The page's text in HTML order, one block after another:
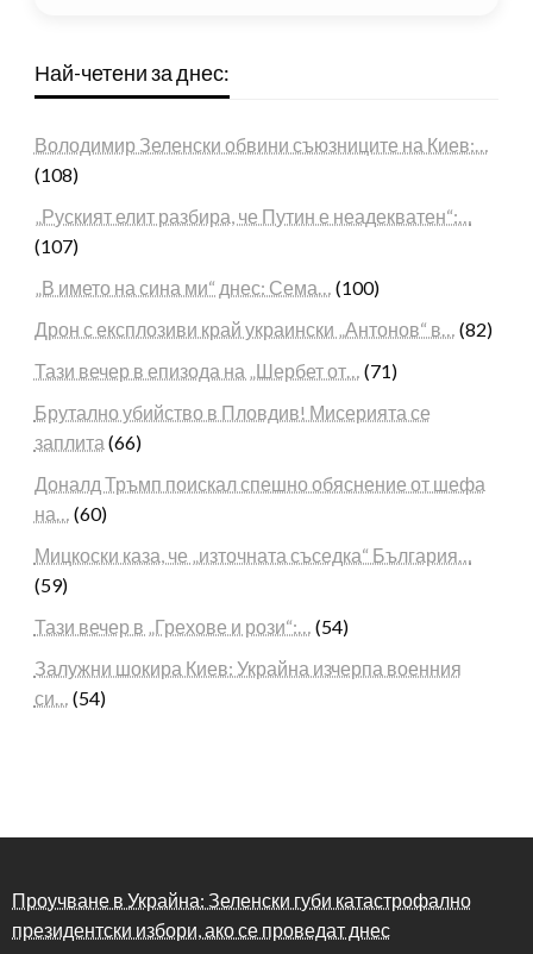
Най-четени за днес:
Володимир Зеленски обвини съюзниците на Киев:…
(108)
„Руският елит разбира, че Путин е неадекватен“:…
(107)
„В името на сина ми“ днес: Сема… (100)
Дрон с експлозиви край украински „Антонов“ в… (82)
Тази вечер в епизода на „Шербет от… (71)
Брутално убийство в Пловдив! Мисерията се
заплита (66)
Доналд Тръмп поискал спешно обяснение от шефа
на… (60)
Мицкоски каза, че „източната съседка“ България…
(59)
Тази вечер в „Грехове и рози“:… (54)
Залужни шокира Киев: Украйна изчерпа военния
си… (54)
Проучване в Украйна: Зеленски губи катастрофално
президентски избори, ако се проведат днес